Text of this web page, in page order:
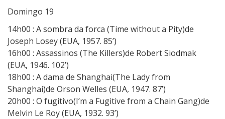
Domingo 19
14h00 : A sombra da forca (Time without a Pity)de
Joseph Losey (EUA, 1957. 85’)
16h00 : Assassinos (The Killers)de Robert Siodmak
(EUA, 1946. 102’)
18h00 : A dama de Shanghai(The Lady from
Shanghai)de Orson Welles (EUA, 1947. 87’)
20h00 : O fugitivo(I’m a Fugitive from a Chain Gang)de
Melvin Le Roy (EUA, 1932. 93’)